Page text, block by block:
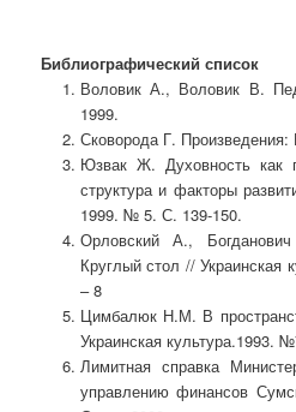
Библиографический список
Воловик А., Воловик В.
1999.
Сковорода Г.
Юзвак Ж. Духовность как
структура и факторы
1999. № 5. С. 139-150.
Орловский А.,
Круглый стол //
– 8
Цимбалюк Н.М. В
Украинская культура.1993.
Лимитная справка
управлению финансов